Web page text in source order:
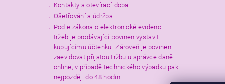
Kontakty a otevírací doba
Ošetřování a údržba
Podle zákona o elektronické evidenci
tržeb je prodávající povinen vystavit
kupujícímu účtenku. Zároveň je povinen
zaevidovat přijatou tržbu u správce daně
online; v případě technického výpadku pak
nejpozději do 48 hodin.